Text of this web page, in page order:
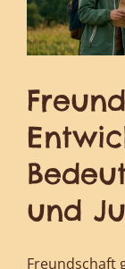
und
Freundschaft